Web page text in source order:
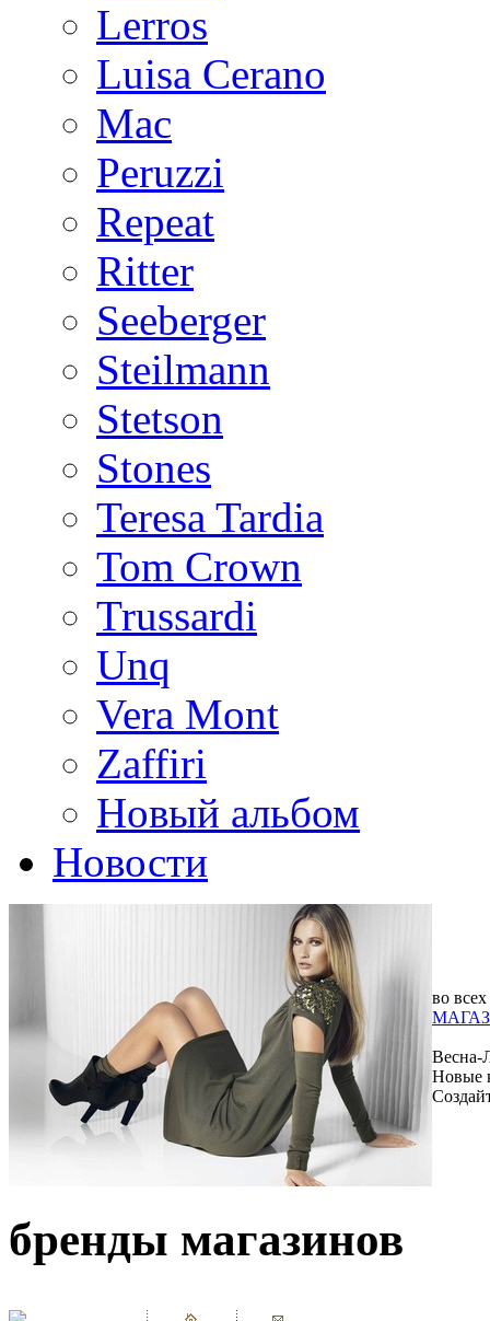
Lerros
Luisa Cerano
Mac
Peruzzi
Repeat
Ritter
Seeberger
Steilmann
Stetson
Stones
Teresa Tardia
Tom Crown
Trussardi
Unq
Vera Mont
Zaffiri
Новый альбом
Новости
во всех
Весна-
Новые
бренды магазинов